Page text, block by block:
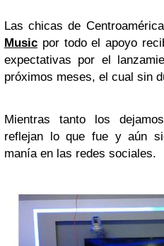
Las chicas de
Music por todo el apoyo
expectativas por el
próximos meses, el cual sin
Mientras tanto los
reflejan lo que fue y aún
manía en las redes sociales.